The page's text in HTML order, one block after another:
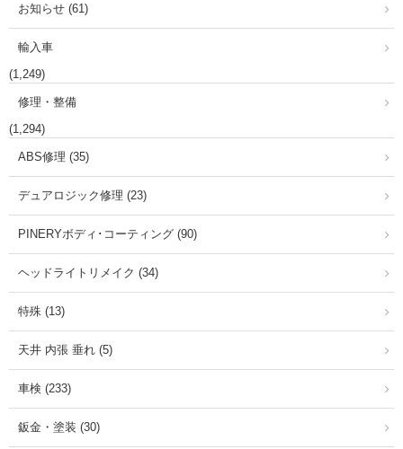
お知らせ (61)
輸入車
(1,249)
修理・整備
(1,294)
ABS修理 (35)
デュアロジック修理 (23)
PINERYボディ･コーティング (90)
ヘッドライトリメイク (34)
特殊 (13)
天井 内張 垂れ (5)
車検 (233)
鈑金・塗装 (30)